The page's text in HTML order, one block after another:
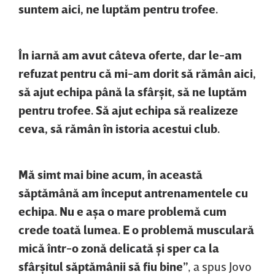
suntem aici, ne luptăm pentru trofee.
În iarnă am avut câteva oferte, dar le-am
refuzat pentru că mi-am dorit să rămân aici,
să ajut echipa până la sfârşit, să ne luptăm
pentru trofee. Să ajut echipa să realizeze
ceva, să rămân în istoria acestui club.
Mă simt mai bine acum, în această
săptămână am început antrenamentele cu
echipa. Nu e aşa o mare problemă cum
crede toată lumea. E o problemă musculară
mică într-o zonă delicată şi sper ca la
sfârşitul săptămânii să fiu bine” , a spus Jovo